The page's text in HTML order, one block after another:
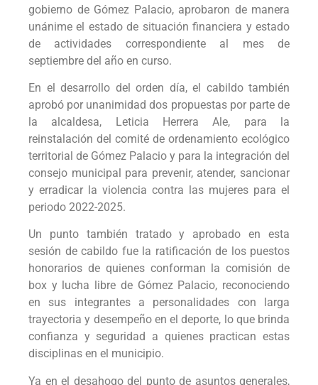
gobierno de Gómez Palacio, aprobaron de manera
unánime el estado de situación financiera y estado
de actividades correspondiente al mes de
septiembre del año en curso.
En el desarrollo del orden día, el cabildo también
aprobó por unanimidad dos propuestas por parte de
la alcaldesa, Leticia Herrera Ale, para la
reinstalación del comité de ordenamiento ecológico
territorial de Gómez Palacio y para la integración del
consejo municipal para prevenir, atender, sancionar
y erradicar la violencia contra las mujeres para el
periodo 2022-2025.
Un punto también tratado y aprobado en esta
sesión de cabildo fue la ratificación de los puestos
honorarios de quienes conforman la comisión de
box y lucha libre de Gómez Palacio, reconociendo
en sus integrantes a personalidades con larga
trayectoria y desempeño en el deporte, lo que brinda
confianza y seguridad a quienes practican estas
disciplinas en el municipio.
Ya en el desahogo del punto de asuntos generales,